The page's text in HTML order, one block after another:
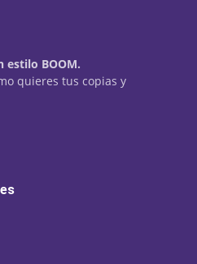
estilo BOOM.
quieres tus copias y